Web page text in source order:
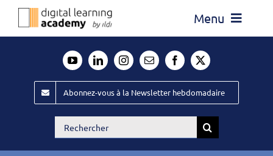
Passer
Menu
Évènements ILDI
Offres d’emploi
Abonnez-vous à la Newsletter hebdomadaire
Rechercher: